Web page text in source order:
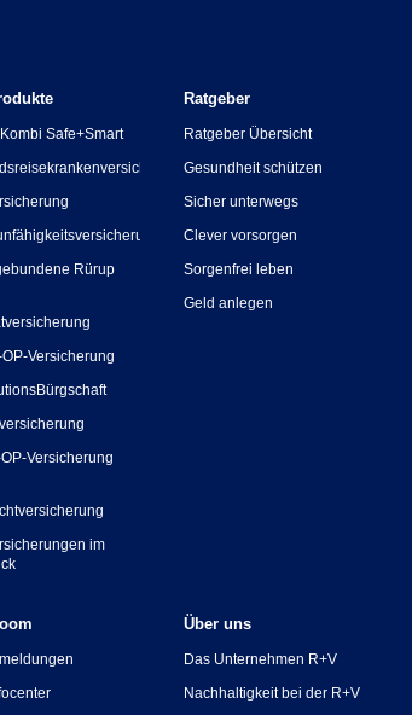
Safe+Smart
Rürup
Versicherung
Versicherung
im
Ratgeber
Ratgeber Übersicht
Gesundheit schützen
Sicher unterwegs
Clever vorsorgen
Sorgenfrei leben
Geld anlegen
Über uns
Das Unternehmen R+V
Nachhaltigkeit bei der R+V